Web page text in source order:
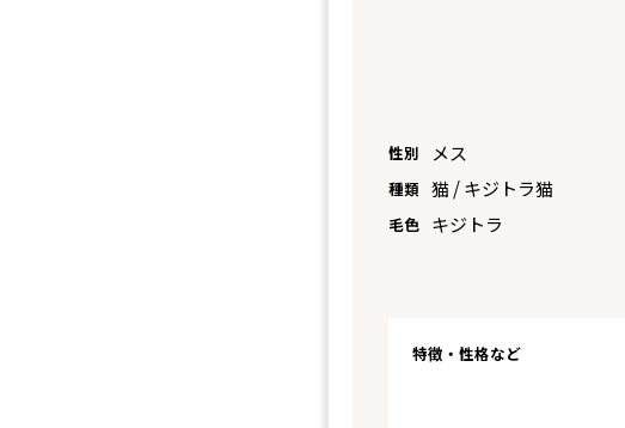
性別
種類
毛色
メス
猫 / キジトラ猫
キジトラ
特徴・性格など